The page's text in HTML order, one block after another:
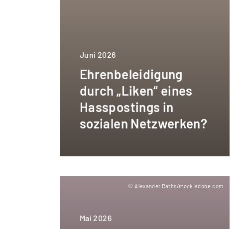
Juni 2026
Ehrenbeleidigung
durch „Liken“ eines
Hasspostings in
sozialen Netzwerken?
© Alexander Raths/stock.adobe.com
Mai 2026